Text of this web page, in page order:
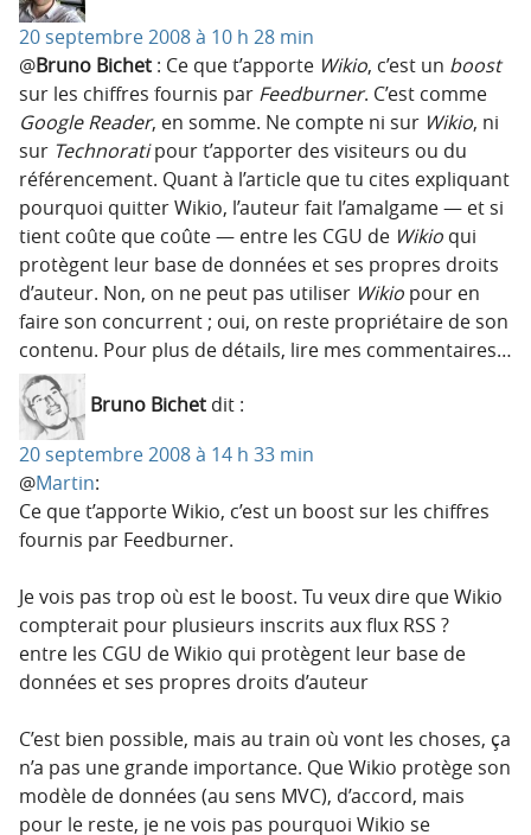
20 septembre 2008 à 10 h 28 min
@Bruno Bichet : Ce que t’apporte Wikio, c’est un boost
sur les chiffres fournis par Feedburner. C’est comme
Google Reader, en somme. Ne compte ni sur Wikio, ni
sur Technoratipour t’apporter des visiteurs ou du
référencement. Quant à l’article que tu cites expliquant
pourquoi quitter Wikio, l’auteur fait l’amalgame — et si
tient coûte que coûte — entre les CGU de Wikio qui
protègent leur base de données et ses propres droits
d’auteur. Non, on ne peut pas utiliser Wikio pour en
faire son concurrent ; oui, on reste propriétaire de son
contenu. Pour plus de détails, lire mes commentaires…
Bruno Bichet dit :
20 septembre 2008 à 14 h 33 min
@Martin:
Ce que t’apporte Wikio, c’est un boost sur les chiffres
fournis par Feedburner.
Je vois pas trop où est le boost. Tu veux dire que Wikio
compterait pour plusieurs inscrits aux flux RSS ?
entre les CGU de Wikio qui protègent leur base de
données et ses propres droits d’auteur
C’est bien possible, mais au train où vont les choses, ça
n’a pas une grande importance. Que Wikio protège son
modèle de données (au sens MVC), d’accord, mais
pour le reste, je ne vois pas pourquoi Wikio se